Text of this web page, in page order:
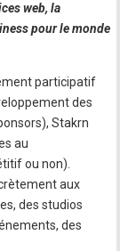
web, la
pour le monde
participatif
des
Stakrn
au
ou non).
aux
des studios
des